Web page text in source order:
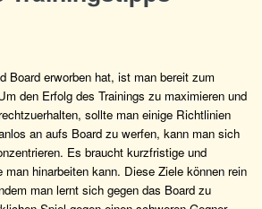
Board erworben hat, ist man bereit zum
den Erfolg des Trainings zu maximieren und
sollte man einige Richtlinien
an aufs Board zu werfen, kann man sich
Es braucht kurzfristige und
hinarbeiten kann. Diese Ziele können rein
man lernt sich gegen das Board zu